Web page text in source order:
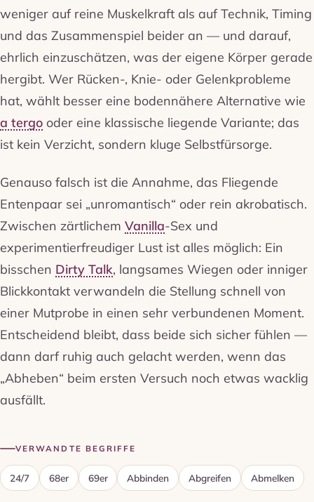
weniger auf reine Muskelkraft als auf Technik, Timing
und das Zusammenspiel beider an — und darauf,
ehrlich einzuschätzen, was der eigene Körper gerade
hergibt. Wer Rücken-, Knie- oder Gelenkprobleme
hat, wählt besser eine bodennähere Alternative wie
a tergo oder eine klassische liegende Variante; das
ist kein Verzicht, sondern kluge Selbstfürsorge.
Genauso falsch ist die Annahme, das Fliegende
Entenpaar sei „unromantisch“ oder rein akrobatisch.
Zwischen zärtlichem Vanilla-Sex und
experimentierfreudiger Lust ist alles möglich: Ein
bisschen Dirty Talk, langsames Wiegen oder inniger
Blickkontakt verwandeln die Stellung schnell von
einer Mutprobe in einen sehr verbundenen Moment.
Entscheidend bleibt, dass beide sich sicher fühlen —
dann darf ruhig auch gelacht werden, wenn das
„Abheben“ beim ersten Versuch noch etwas wacklig
ausfällt.
VERWANDTE BEGRIFFE
24/7 68er 69er Abbinden Abgreifen Abmelken